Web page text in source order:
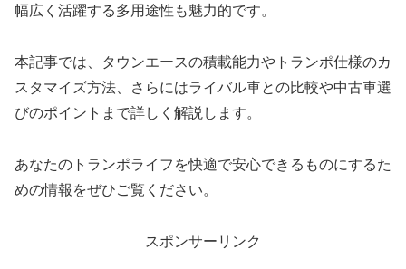
幅広く活躍する多用途性も魅力的です。
本記事では、タウンエースの積載能力やトランポ仕様のカ
スタマイズ方法、さらにはライバル車との比較や中古車選
びのポイントまで詳しく解説します。
あなたのトランポライフを快適で安心できるものにするた
めの情報をぜひご覧ください。
スポンサーリンク